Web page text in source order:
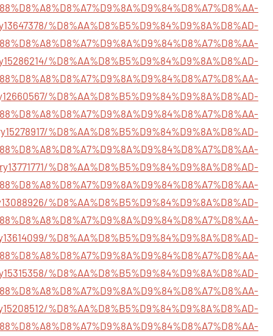
%D8%AA%D8%B5%D9%84%D9%8A%D8%AD-
%D8%AA%D8%B5%D9%84%D9%8A%D8%AD-
%D8%AA%D8%B5%D9%84%D9%8A%D8%AD-
%D8%AA%D8%B5%D9%84%D9%8A%D8%AD-
%D8%AA%D8%B5%D9%84%D9%8A%D8%AD-
%D8%AA%D8%B5%D9%84%D9%8A%D8%AD-
%D8%AA%D8%B5%D9%84%D9%8A%D8%AD-
%D8%AA%D8%B5%D9%84%D9%8A%D8%AD-
%D8%AA%D8%B5%D9%84%D9%8A%D8%AD-